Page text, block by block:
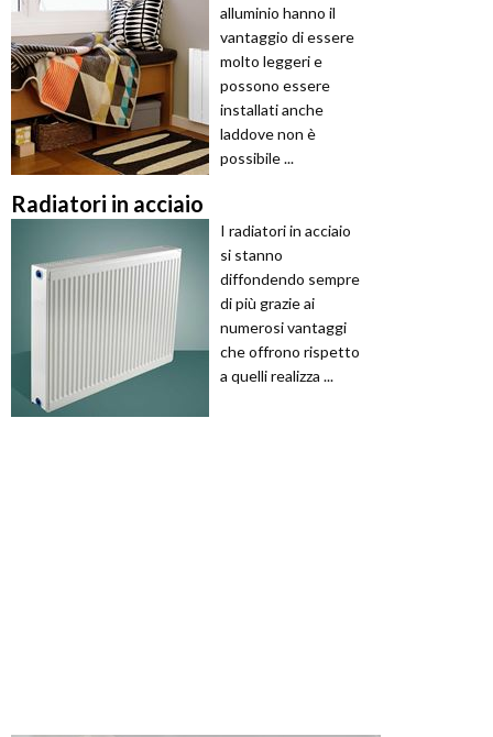
alluminio hanno il
vantaggio di essere
molto leggeri e
possono essere
installati anche
laddove non è
possibile ...
Radiatori in acciaio
I radiatori in acciaio
si stanno
diffondendo sempre
di più grazie ai
numerosi vantaggi
che offrono rispetto
a quelli realizza ...